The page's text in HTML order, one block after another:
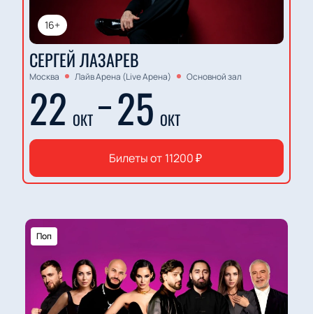
16+
СЕРГЕЙ ЛАЗАРЕВ
Москва Лайв Арена (Live Арена) Основной зал
22 ОКТ 25 ОКТ
Билеты от 11200₽
Поп